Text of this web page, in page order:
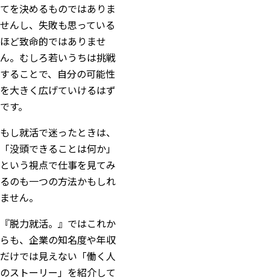
てを決めるものではありま
せんし、失敗も思っている
ほど致命的ではありませ
ん。むしろ若いうちは挑戦
することで、自分の可能性
を大きく広げていけるはず
です。
もし就活で迷ったときは、
「没頭できることは何か」
という視点で仕事を見てみ
るのも一つの方法かもしれ
ません。
『脱力就活。』ではこれか
らも、企業の知名度や年収
だけでは見えない「働く人
のストーリー」を紹介して